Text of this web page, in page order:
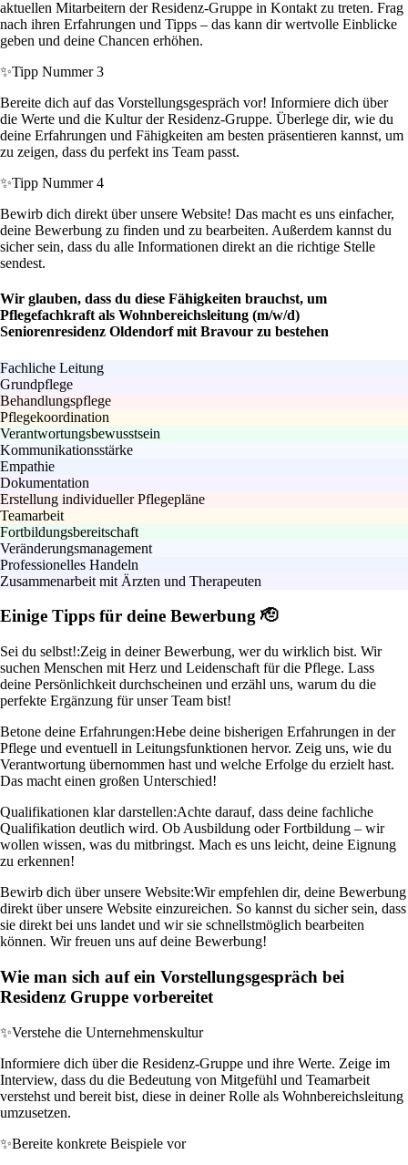
aktuellen Mitarbeitern der Residenz-Gruppe in Kontakt zu treten. Frag
nach ihren Erfahrungen und Tipps – das kann dir wertvolle Einblicke
geben und deine Chancen erhöhen.
✨Tipp Nummer 3
Bereite dich auf das Vorstellungsgespräch vor! Informiere dich über
die Werte und die Kultur der Residenz-Gruppe. Überlege dir, wie du
deine Erfahrungen und Fähigkeiten am besten präsentieren kannst, um
zu zeigen, dass du perfekt ins Team passt.
✨Tipp Nummer 4
Bewirb dich direkt über unsere Website! Das macht es uns einfacher,
deine Bewerbung zu finden und zu bearbeiten. Außerdem kannst du
sicher sein, dass du alle Informationen direkt an die richtige Stelle
sendest.
Wir glauben, dass du diese Fähigkeiten brauchst, um
Pflegefachkraft als Wohnbereichsleitung (m/w/d)
Seniorenresidenz Oldendorf mit Bravour zu bestehen
Fachliche Leitung
Grundpflege
Behandlungspflege
Pflegekoordination
Verantwortungsbewusstsein
Kommunikationsstärke
Empathie
Dokumentation
Erstellung individueller Pflegepläne
Teamarbeit
Fortbildungsbereitschaft
Veränderungsmanagement
Professionelles Handeln
Zusammenarbeit mit Ärzten und Therapeuten
Einige Tipps für deine Bewerbung 🫡
Sei du selbst!:Zeig in deiner Bewerbung, wer du wirklich bist. Wir
suchen Menschen mit Herz und Leidenschaft für die Pflege. Lass
deine Persönlichkeit durchscheinen und erzähl uns, warum du die
perfekte Ergänzung für unser Team bist!
Betone deine Erfahrungen:Hebe deine bisherigen Erfahrungen in der
Pflege und eventuell in Leitungsfunktionen hervor. Zeig uns, wie du
Verantwortung übernommen hast und welche Erfolge du erzielt hast.
Das macht einen großen Unterschied!
Qualifikationen klar darstellen:Achte darauf, dass deine fachliche
Qualifikation deutlich wird. Ob Ausbildung oder Fortbildung – wir
wollen wissen, was du mitbringst. Mach es uns leicht, deine Eignung
zu erkennen!
Bewirb dich über unsere Website:Wir empfehlen dir, deine Bewerbung
direkt über unsere Website einzureichen. So kannst du sicher sein, dass
sie direkt bei uns landet und wir sie schnellstmöglich bearbeiten
können. Wir freuen uns auf deine Bewerbung!
Wie man sich auf ein Vorstellungsgespräch bei
Residenz Gruppe vorbereitet
✨Verstehe die Unternehmenskultur
Informiere dich über die Residenz-Gruppe und ihre Werte. Zeige im
Interview, dass du die Bedeutung von Mitgefühl und Teamarbeit
verstehst und bereit bist, diese in deiner Rolle als Wohnbereichsleitung
umzusetzen.
✨Bereite konkrete Beispiele vor